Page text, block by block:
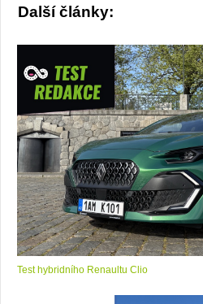
Další články:
Test hybridního Renaultu Clio